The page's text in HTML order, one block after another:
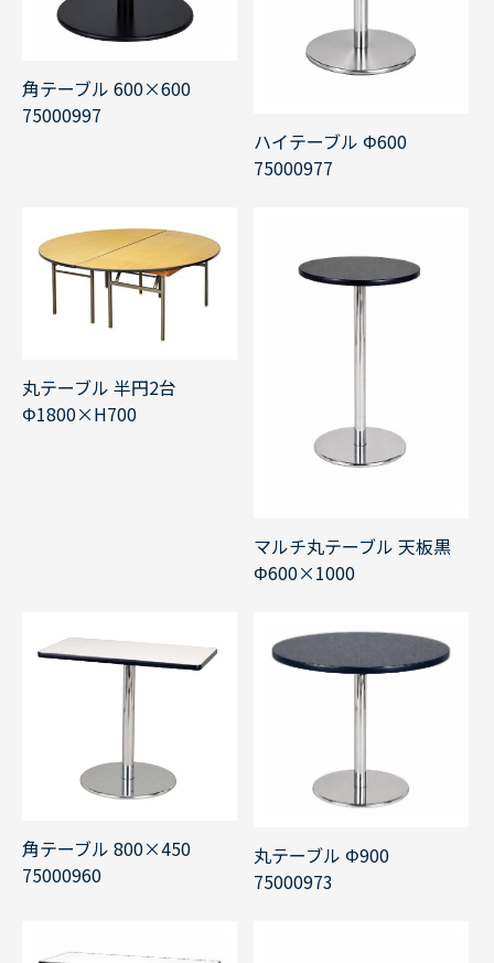
角テーブル 600×600
75000997
ハイテーブル Φ600
75000977
丸テーブル 半円2台
Φ1800×H700
マルチ丸テーブル 天板黒
Φ600×1000
角テーブル 800×450
75000960
丸テーブル Φ900
75000973